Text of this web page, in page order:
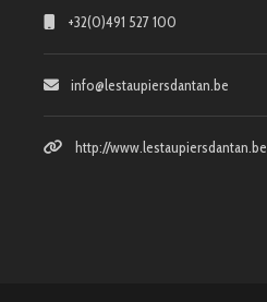
+32(0)491 527 100
info@lestaupiersdantan.be
http://www.lestaupiersdantan.be